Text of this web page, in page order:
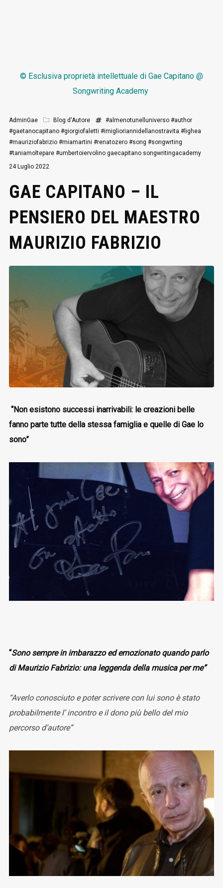
© Esclusiva proprietà intellettuale di Gae Capitano @
Songwriting Academy
AdminGae Blog d'Autore #almenotunelluniverso #author
#gaetanocapitano #giorgiofaletti #imiglioriannidellanostravita #lighea
#mauriziofabrizio #miamartini #renatozero #song #songwrting
#taniamoltepare #umbertoiervolino gaecapitano songwritingacademy
24 Luglio 2022
GAE CAPITANO – IL
PENSIERO DEL MAESTRO
MAURIZIO FABRIZIO
“Non esistono successi inarrivabili: le creazioni belle
fanno parte tutte della stessa famiglia e quelle di Gae lo
sono”
“Sono sempre in imbarazzo ed emozionato quando parlo
di Maurizio Fabrizio: una leggenda della musica per me”
“Averlo conosciuto e poter scrivere con lui sono è stato
probabilmente l’ incontro e il dono più bello del mio
percorso d’autore”